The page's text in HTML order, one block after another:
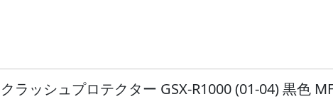
クラッシュプロテクター GSX-R1000 (01-04) 黒色